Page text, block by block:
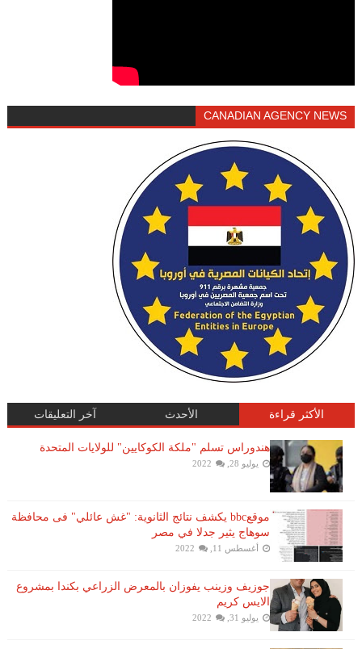
CANADIAN AGENCY NEWS
الأكثر قراءة الأحدث آخر التعليقات
هندوراس تسلم "ملكة الكوكايين" للولايات المتحدة
يوليو 28, 2022
موقعbbc يكشف نتائج الثانوية: "غش عائلي" فى محافظة
سوهاج يثير جدلا في مصر
أغسطس 11, 2022
جوزيف وزينب يفوزان بالمعرض الزراعي بكندا بمشروع
الايس كريم
يوليو 31, 2022